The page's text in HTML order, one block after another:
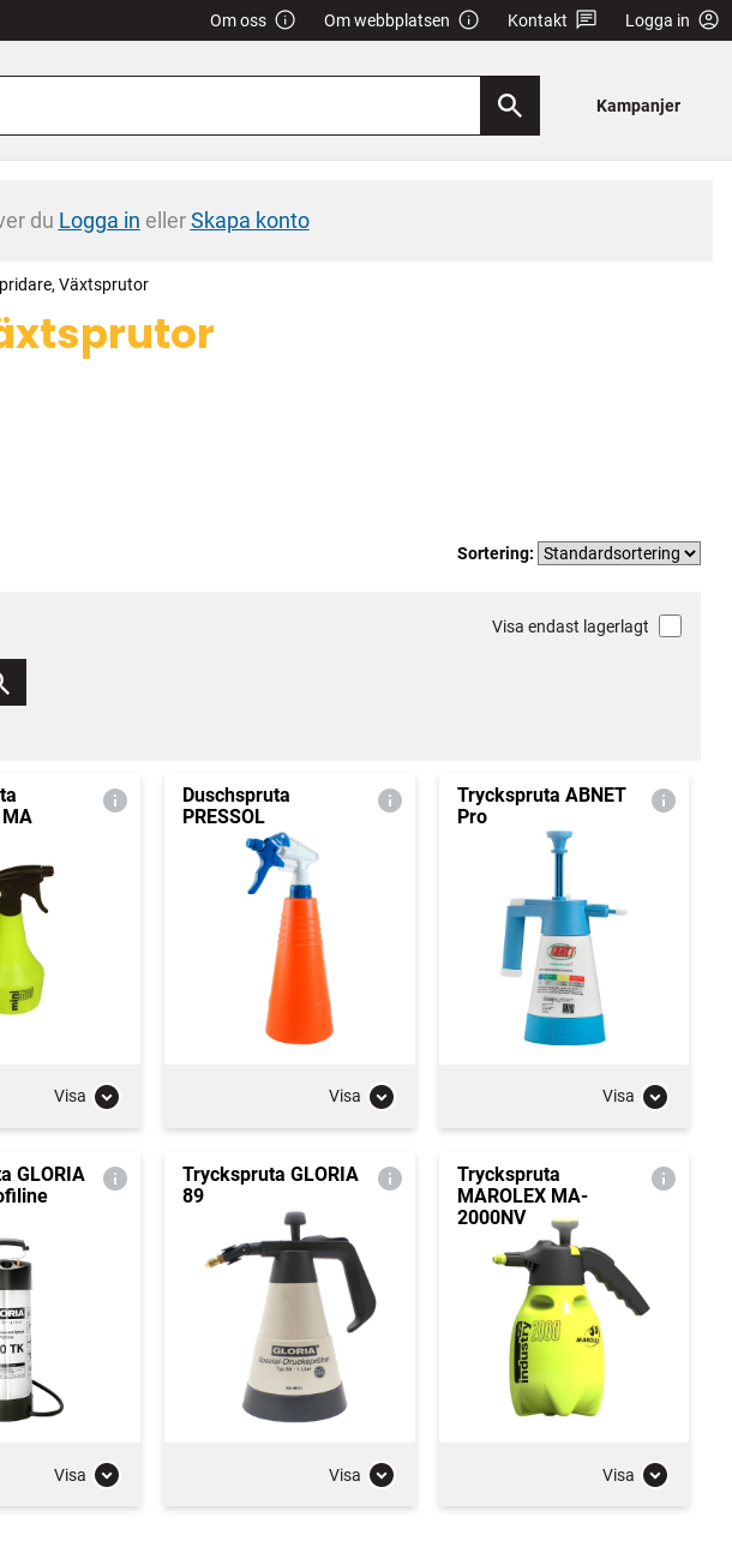
Om oss Om webbplatsen Kontakt Logga in
Kampanjer
du Logga in ellerSkapa konto
Växtsprutor
Sortering:
Visa endast lagerlagt
MA
Visa
Duschspruta
PRESSOL
Visa
Tryckspruta ABNET
Pro
Visa
GLORIA
Visa
Tryckspruta GLORIA
89
Visa
Tryckspruta
MAROLEX MA-
2000NV
Visa